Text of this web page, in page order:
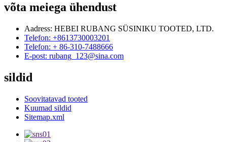
võta meiega ühendust
Aadress: HEBEI RUBANG SÜSINIKU TOOTED, LTD.
Telefon: +8613730003201
Telefon: + 86-310-7488666
E-post: rubang_123@sina.com
sildid
Soovitatavad tooted
Kuumad sildid
Sitemap.xml